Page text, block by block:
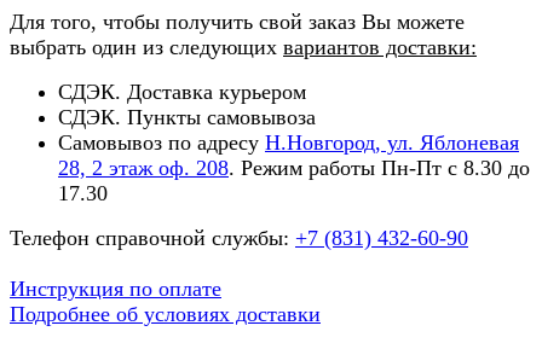
Для того, чтобы получить свой заказ Вы можете
выбрать один из следующих вариантов доставки:
СДЭК. Доставка курьером
СДЭК. Пункты самовывоза
Самовывоз по адресу Н.Новгород, ул. Яблоневая
28, 2 этаж оф. 208. Режим работы Пн-Пт с 8.30 до
17.30
Телефон справочной службы: +7 (831) 432-60-90
Инструкция по оплате
Подробнее об условиях доставки